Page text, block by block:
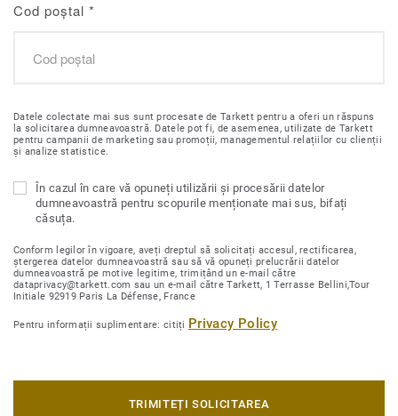
Cod poștal *
Datele colectate mai sus sunt procesate de Tarkett pentru a oferi un răspuns
la solicitarea dumneavoastră. Datele pot fi, de asemenea, utilizate de Tarkett
pentru campanii de marketing sau promoții, managementul relațiilor cu clienții
și analize statistice.
În cazul în care vă opuneți utilizării și procesării datelor
dumneavoastră pentru scopurile menționate mai sus, bifați
căsuța.
Conform legilor în vigoare, aveți dreptul să solicitați accesul, rectificarea,
ștergerea datelor dumneavoastră sau să vă opuneți prelucrării datelor
dumneavoastră pe motive legitime, trimițând un e-mail către
dataprivacy@tarkett.com sau un e-mail către Tarkett, 1 Terrasse Bellini,Tour
Initiale 92919 Paris La Défense, France
Pentru informații suplimentare: citiți Privacy Policy
TRIMITEȚI SOLICITAREA